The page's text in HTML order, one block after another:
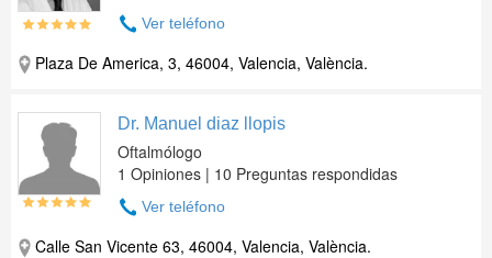
Ver teléfono
Plaza De America, 3, 46004, Valencia, València.
Dr. Manuel diaz llopis
Oftalmólogo
1 Opiniones | 10 Preguntas respondidas
Ver teléfono
Calle San Vicente 63, 46004, Valencia, València.